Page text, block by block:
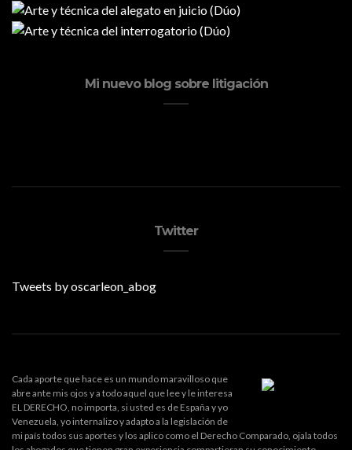
Mi nuevo blog sobre litigación
Twitter
Tweets by oscarleon_abog
Cada aporte que hace es un mundo maravilloso que
abre ante mis ojos y a todo aquel que lee y le interesa
EL DERECHO, no importa, si usted es de España y yo
Venezuela, yo internalizo y adapto a la legislación de
mi país todos sus aportes y los aplico como el Derecho Comparado, ojala todos